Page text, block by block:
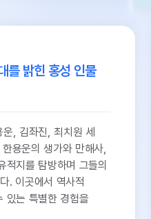
를 밝힌 홍성 인물
, 김좌진, 최치원 세
용운의 생가와 만해사,
지를 탐방하며 그들의
. 이곳에서 역사적
있는 특별한 경험을